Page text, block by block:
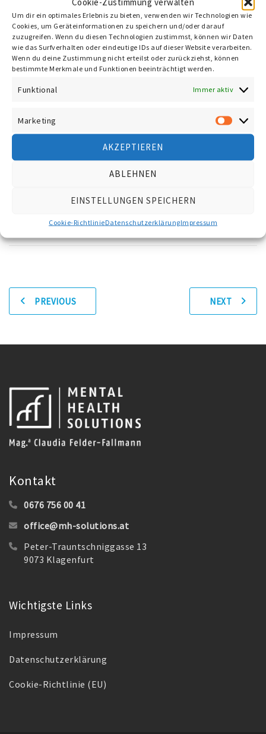
Um dir ein optimales Erlebnis zu bieten, verwenden wir Technologien wie
Cookies, um Geräteinformationen zu speichern und/oder darauf
zuzugreifen. Wenn du diesen Technologien zustimmst, können wir Daten
wie das Surfverhalten oder eindeutige IDs auf dieser Website verarbeiten.
Wenn du deine Zustimmung nicht erteilst oder zurückziehst, können
bestimmte Merkmale und Funktionen beeinträchtigt werden.
Funktional Immer aktiv
Marketing
AKZEPTIEREN
ABLEHNEN
EINSTELLUNGEN SPEICHERN
Cookie-RichtlinieDatenschutzerklärungImpressum
Weil’s nicht immer läuft, wie wir das gerne hätten und
wir soviel davon lernen können, wenn etwas schief geht,
red‘ ich nicht nur bei denwww.mutmacher-innen.atüber
Stolpersteine mit UnternehmerInnen sondern stehe
auch der Wirtschaftskammer Rede und Antwort dazu im
die Aufarbeitung der Gründe für das Scheitern. Oft wird
außen vorgelassen, das Hinfallen und wieder Aufstehen
einzigartige Chancen für die eigene Entwicklung bieten.
Jan Leber von der Wirtschaftskammer hat mich
eingeladen, um über den Mut zum Scheitern zu sprechen.
Hier geht’s zum Interview imWissenspodcast der
PREVIOUS NEXT
Kontakt
0676 756 00 41
office@mh-solutions.at
Peter-Trauntschniggasse 13
9073 Klagenfurt
Wichtigste Links
Impressum
Datenschutzerklärung
Cookie-Richtlinie (EU)